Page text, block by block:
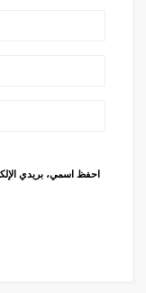
احفظ اسمي، بريدي